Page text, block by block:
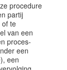
procedure
partij
of te
van een
proces-
een
een